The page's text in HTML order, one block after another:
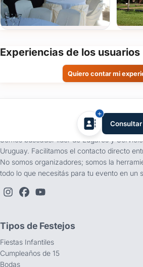
Experiencias de los usuarios
Quiero contar mi
de
evento
del
Consultar
Somos buscador líder de Lugares y
Uruguay. Facilitamos el contacto directo
No somos organizadores; somos la
todo lo que necesitás para tu evento en un
Tipos de Festejos
Fiestas Infantiles
Cumpleaños de 15
Bodas